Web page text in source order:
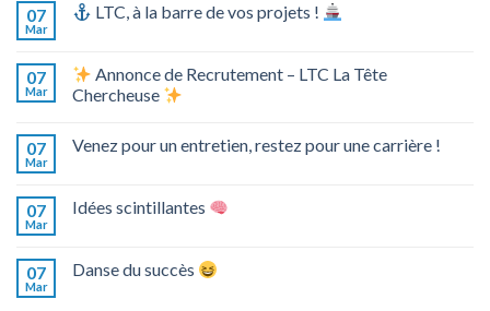
07
Mar
LTC, à la barre de vos projets !
07
Mar
Annonce de Recrutement – LTC La Tête
Chercheuse
07
Mar
Venez pour un entretien, restez pour une carrière !
07
Mar
Idées scintillantes
07
Mar
Danse du succès